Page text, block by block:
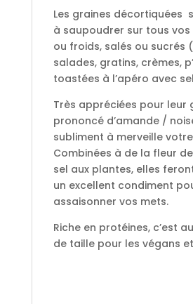
Les graines décortiquées
à saupoudrer sur tous
ou froids, salés ou sucrés
salades, gratins, crèmes,
toastées à l’apéro avec
Très appréciées pour leur
prononcé d’amande /
subliment à merveille
Combinées à de la fleur
sel aux plantes, elles
un excellent condiment
assaisonner vos mets.
Riche en protéines, c’est
de taille pour les végans